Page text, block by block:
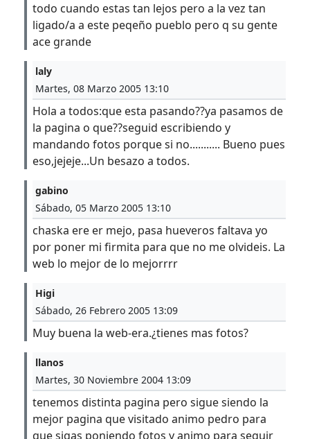
todo cuando estas tan lejos pero a la vez tan
ligado/a a este peqeño pueblo pero q su gente
ace grande
laly
Martes, 08 Marzo 2005 13:10
Hola a todos:que esta pasando??ya pasamos de
la pagina o que??seguid escribiendo y
mandando fotos porque si no........... Bueno pues
eso,jejeje...Un besazo a todos.
gabino
Sábado, 05 Marzo 2005 13:10
chaska ere er mejo, pasa hueveros faltava yo
por poner mi firmita para que no me olvideis. La
web lo mejor de lo mejorrrr
Higi
Sábado, 26 Febrero 2005 13:09
Muy buena la web-era.¿tienes mas fotos?
llanos
Martes, 30 Noviembre 2004 13:09
tenemos distinta pagina pero sigue siendo la
mejor pagina que visitado animo pedro para
que sigas poniendo fotos y animo para seguir